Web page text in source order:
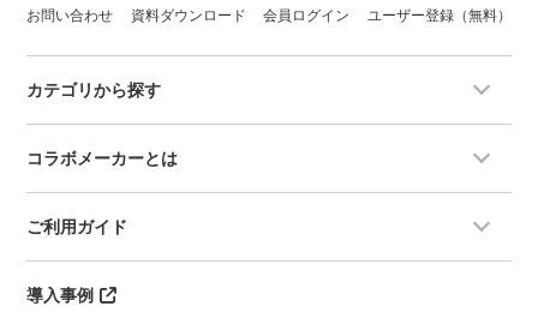
お問い合わせ 資料ダウンロード 会員ログイン ユーザー登録（無料）
カテゴリから探す
コラボメーカーとは
ご利用ガイド
導入事例